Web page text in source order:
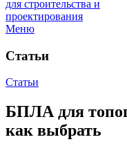
Меню
Статьи
Статьи
БПЛА для
как выбрать